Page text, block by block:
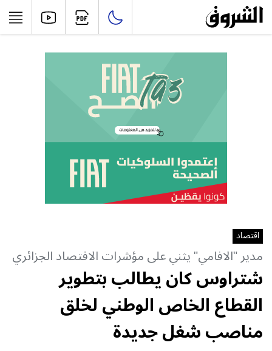
اقتصاد
مدير "الافامي" يثني على مؤشرات الاقتصاد الجزائري
شتراوس كان يطالب بتطوير
القطاع الخاص الوطني لخلق
مناصب شغل جديدة